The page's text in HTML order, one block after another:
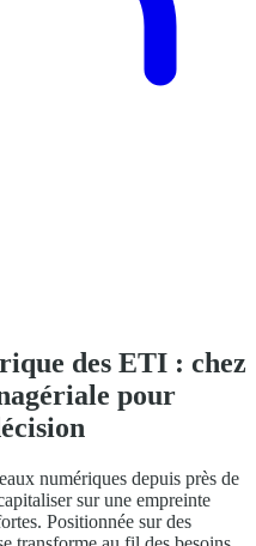
des ETI : chez
pour
numériques depuis près de
sur une empreinte
Positionnée sur des